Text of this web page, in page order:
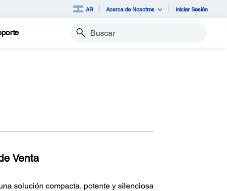
AR Acerca de Nosotros Iniciar Sesión
Buscar
Venta
solución compacta, potente y silenciosa